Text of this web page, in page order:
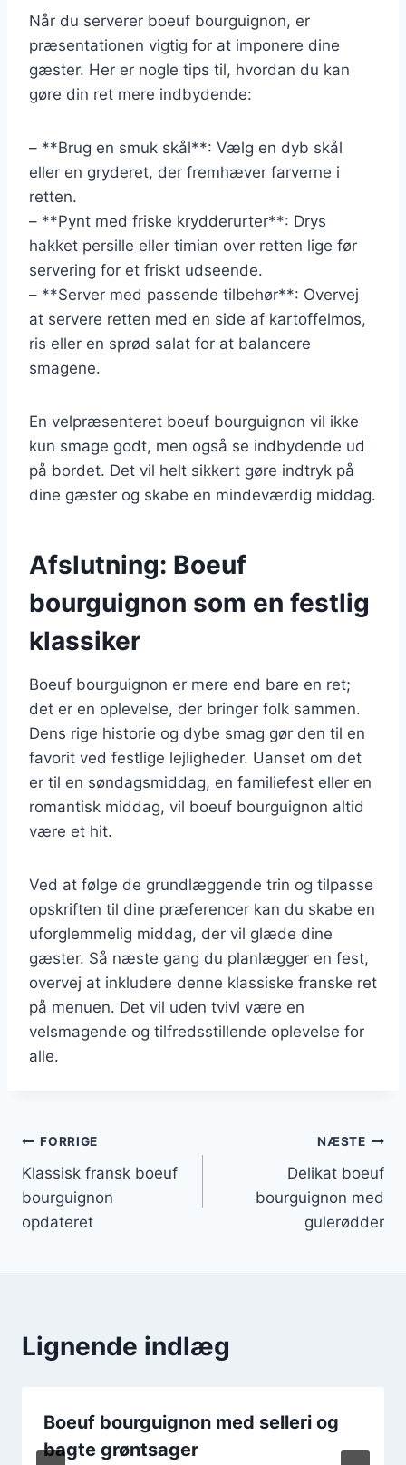
Når du serverer boeuf bourguignon, er
præsentationen vigtig for at imponere dine
gæster. Her er nogle tips til, hvordan du kan
gøre din ret mere indbydende:
– **Brug en smuk skål**: Vælg en dyb skål
eller en gryderet, der fremhæver farverne i
retten.
– **Pynt med friske krydderurter**: Drys
hakket persille eller timian over retten lige før
servering for et friskt udseende.
– **Server med passende tilbehør**: Overvej
at servere retten med en side af kartoffelmos,
ris eller en sprød salat for at balancere
smagene.
En velpræsenteret boeuf bourguignon vil ikke
kun smage godt, men også se indbydende ud
på bordet. Det vil helt sikkert gøre indtryk på
dine gæster og skabe en mindeværdig middag.
Afslutning: Boeuf
bourguignon som en festlig
klassiker
Boeuf bourguignon er mere end bare en ret;
det er en oplevelse, der bringer folk sammen.
Dens rige historie og dybe smag gør den til en
favorit ved festlige lejligheder. Uanset om det
er til en søndagsmiddag, en familiefest eller en
romantisk middag, vil boeuf bourguignon altid
være et hit.
Ved at følge de grundlæggende trin og tilpasse
opskriften til dine præferencer kan du skabe en
uforglemmelig middag, der vil glæde dine
gæster. Så næste gang du planlægger en fest,
overvej at inkludere denne klassiske franske ret
på menuen. Det vil uden tvivl være en
velsmagende og tilfredsstillende oplevelse for
alle.
Indlægsnavigation
FORRIGE
Klassisk fransk boeuf
bourguignon
opdateret
NÆSTE
Delikat boeuf
bourguignon med
gulerødder
Lignende indlæg
Boeuf bourguignon med selleri og
bagte grøntsager